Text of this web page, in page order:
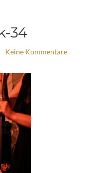
34
Keine Kommentare